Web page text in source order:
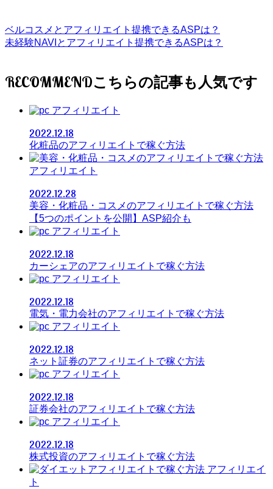
ベルコスメとアフィリエイト提携できるASPは？
未経験NAVIとアフィリエイト提携できるASPは？
RECOMMEND
アフィリエイト
2022.12.18
化粧品のアフィリエイトで稼ぐ方法
アフィリエイト
2022.12.28
美容・化粧品・コスメのアフィリエイトで稼ぐ方法
【5つのポイントを公開】ASP紹介も
アフィリエイト
2022.12.18
カーシェアのアフィリエイトで稼ぐ方法
アフィリエイト
2022.12.18
電気・電力会社のアフィリエイトで稼ぐ方法
アフィリエイト
2022.12.18
ネット証券のアフィリエイトで稼ぐ方法
アフィリエイト
2022.12.18
証券会社のアフィリエイトで稼ぐ方法
アフィリエイト
2022.12.18
株式投資のアフィリエイトで稼ぐ方法
アフィリエイ
ト